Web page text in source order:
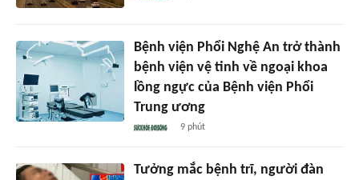
Bệnh viện Phổi Nghệ An trở thành
bệnh viện vệ tinh về ngoại khoa
lồng ngực của Bệnh viện Phổi
Trung ương
9 phút
Tưởng mắc bệnh trĩ, người đàn